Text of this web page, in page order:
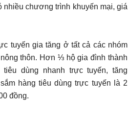
nhiều chương trình khuyến mại, giá
tuyến gia tăng ở tất cả các nhóm
thôn. Hơn ⅓ hộ gia đình thành
dùng nhanh trực tuyến, tăng
hàng tiêu dùng trực tuyến là 2
đồng.